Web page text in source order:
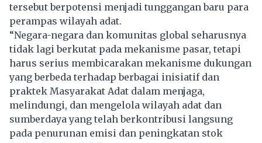
tersebut berpotensi menjadi tunggangan baru para
perampas wilayah adat.
“Negara-negara dan komunitas global seharusnya
tidak lagi berkutat pada mekanisme pasar, tetapi
harus serius membicarakan mekanisme dukungan
yang berbeda terhadap berbagai inisiatif dan
praktek Masyarakat Adat dalam menjaga,
melindungi, dan mengelola wilayah adat dan
sumberdaya yang telah berkontribusi langsung
pada penurunan emisi dan peningkatan stok